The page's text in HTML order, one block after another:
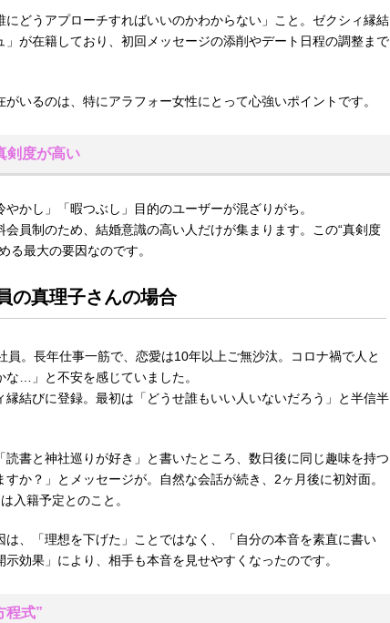
にどうアプローチすればいいのかわからない」こと。ゼクシィ縁結
が在籍しており、初回メッセージの添削やデート日程の調整まで
いるのは、特にアラフォー女性にとって心強いポイントです。
剣度が高い
かし」「暇つぶし」目的のユーザーが混ざりがち。
員制のため、結婚意識の高い人だけが集まります。この“真剣度
る最大の要因なのです。
の真理子さんの場合
員。長年仕事一筋で、恋愛は10年以上ご無沙汰。コロナ禍で人と
…」と不安を感じていました。
縁結びに登録。最初は「どうせ誰もいい人いないだろう」と半信半
読書と神社巡りが好き」と書いたところ、数日後に同じ趣味を持つ
か？」とメッセージが。自然な会話が続き、2ヶ月後に初対面。
入籍予定とのこと。
、「理想を下げた」ことではなく、「自分の本音を素直に書い
効果」により、相手も本音を見せやすくなったのです。
程式”